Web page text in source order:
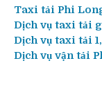
Taxi tải Phi
Dịch vụ taxi tải
Dịch vụ taxi tải
Dịch vụ vận tải